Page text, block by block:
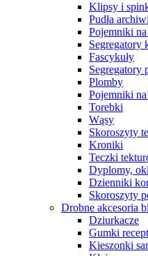
Klipsy i
Pudła
Pojemniki
Segregatory
Fascykuły
Segregatory
Plomby
Pojemniki
Torebki
Wąsy
Skoroszyty
Kroniki
Teczki
Dyplomy,
Dzienniki
Skoroszyty
Drobne akcesoria
Dziurkacze
Gumki
Kieszonki